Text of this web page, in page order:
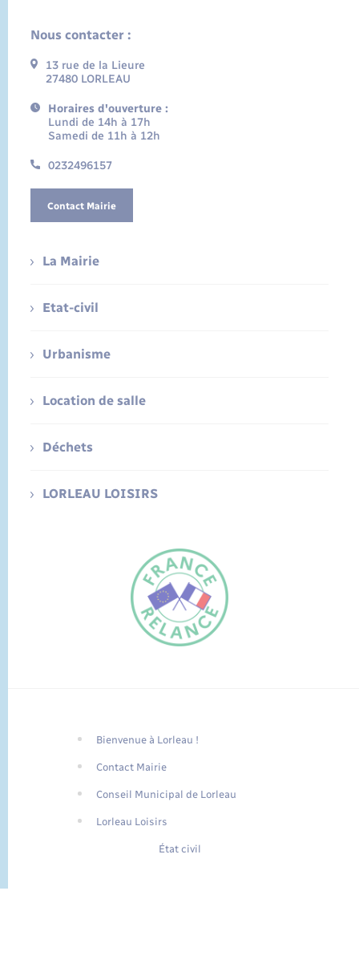
Traduction du
FR
Nous contacter :
13 rue de la Lieure
27480 LORLEAU
Horaires d'ouverture :
Lundi de 14h à 17h
Samedi de 11h à 12h
0232496157
Contact Mairie
La Mairie
Etat-civil
Urbanisme
Location de salle
Déchets
LORLEAU LOISIRS
Bienvenue à Lorleau !
Contact Mairie
Conseil Municipal de Lorleau
Lorleau Loisirs
État civil